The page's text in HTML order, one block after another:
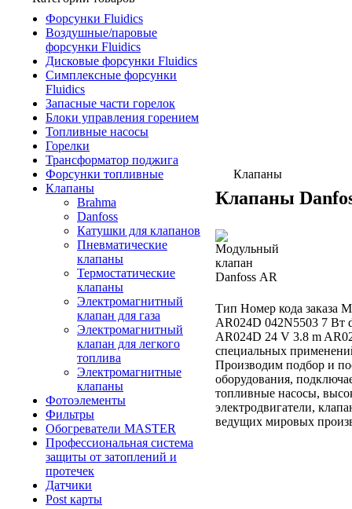
Форсунки Fluidics
Воздушные/паровые
форсунки Fluidics
Дисковые форсунки Fluidics
Симплексные форсунки
Fluidics
Запасные части горелок
Блоки управления горением
Топливные насосы
Горелки
Трансформатор поджига
Форсунки топливные
Клапаны
Brahma
Danfoss
Катушки для клапанов
Пневматические
клапаны
Термостатические
клапаны
Электромагнитный
клапан для газа
Электромагнитный
клапан для легкого
топлива
Электромагнитные
клапаны
Фотоэлементы
Фильтры
Обогреватели MASTER
Профессиональная система
защиты от затоплений и
протечек
Датчики
Post карты
Клапаны
Клапаны
Тип Номер кода заказа
AR024D 042N5503 7 Вт
AR024D 24 V 3.8 m
специальных
Производим подбор и
оборудования,
топливные насосы,
электродвигатели,
ведущих мировых